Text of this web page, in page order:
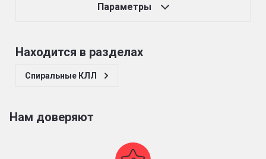
Параметры
Находится в разделах
Спиральные КЛЛ
Нам доверяют